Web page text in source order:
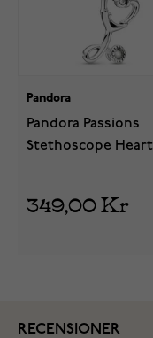
Pandora
Pandora Passions
Stethoscope Heart
349,00 Kr
RECENSIONER